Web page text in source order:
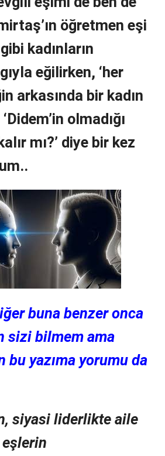
öğretmen eşi
kadınların
eğilirken, ‘her
arkasında bir kadın
olmadığı
mı?’ diye bir kez
buna benzer onca
sizi bilmem ama
bu yazıma yorumu da
siyasi liderlikte aile